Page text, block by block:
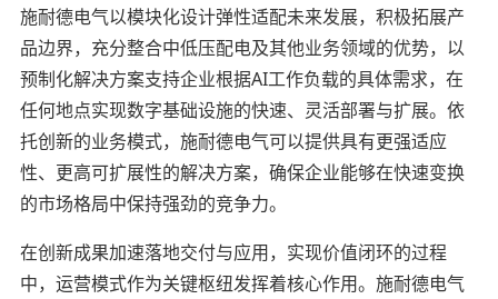
施耐德电气以模块化设计弹性适配未来发展，积极拓展产
品边界，充分整合中低压配电及其他业务领域的优势，以
预制化解决方案支持企业根据AI工作负载的具体需求，在
任何地点实现数字基础设施的快速、灵活部署与扩展。依
托创新的业务模式，施耐德电气可以提供具有更强适应
性、更高可扩展性的解决方案，确保企业能够在快速变换
的市场格局中保持强劲的竞争力。
在创新成果加速落地交付与应用，实现价值闭环的过程
中，运营模式作为关键枢纽发挥着核心作用。施耐德电气